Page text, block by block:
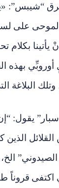
“شيبس”:
الموحى على
يأتينا
بهذه
وتلك البلاغة
يقول:
الذين
اكتفى قروناً